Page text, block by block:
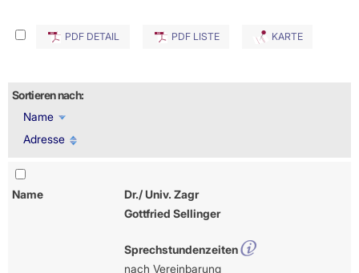
PDF DETAIL PDF LISTE KARTE
Sortieren nach:
Name
Adresse
Name
Dr./ Univ. Zagr
Gottfried Sellinger
Sprechstundenzeiten
nach Vereinbarung